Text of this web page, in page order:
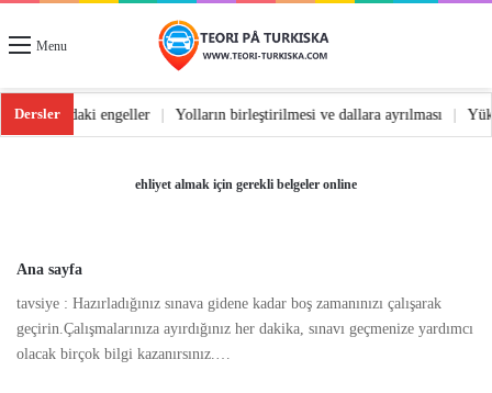
Menu
Dersler
| Yoldaki engeller Yolların birleştirilmesi ve dallara ayrılması
ehliyet almak için gerekli belgeler online
Ana sayfa
tavsiye : Hazırladığınız sınava gidene kadar boş zamanınızı çalışarak
geçirin.Çalışmalarınıza ayırdığınız her dakika, sınavı geçmenize yardımcı
olacak birçok bilgi kazanırsınız.…